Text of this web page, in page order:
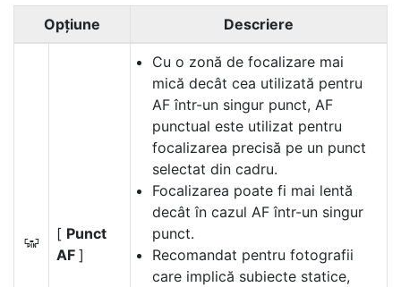
Opțiune Descriere
3
[ Punct
AF ]
Cu o zonă de focalizare mai
mică decât cea utilizată pentru
AF într-un singur punct, AF
punctual este utilizat pentru
focalizarea precisă pe un punct
selectat din cadru.
Focalizarea poate fi mai lentă
decât în cazul AF într-un singur
punct.
Recomandat pentru fotografii
care implică subiecte statice,